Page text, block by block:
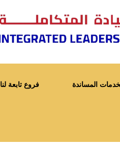
المساندة فروع تابعة لنا